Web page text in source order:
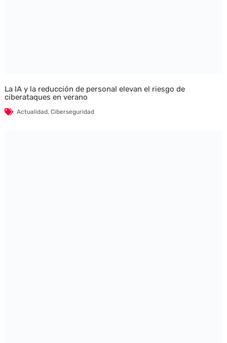
La IA y la reducción de personal elevan el riesgo de
ciberataques en verano
Actualidad, Ciberseguridad